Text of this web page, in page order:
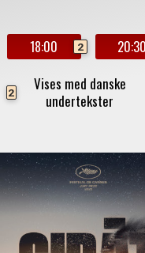
18:00 2 20:30
2
Vises med danske
undertekster